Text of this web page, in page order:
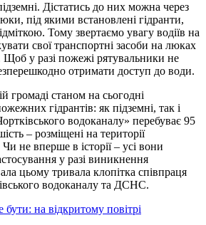
Дістатись до них можна через
під якими встановлені гідранти,
Тому звертаємо увагу водіїв на
свої транспортні засоби на люках
Щоб у разі пожежі рятувальники не
отримати доступ до води.
громаді станом на сьогодні
гідрантів: як підземні, так і
водоканалу» перебуває 95
– розміщені на території
не вперше в історії – усі вони
у разі виникнення
цьому тривала клопітка співпраця
водоканалу та ДСНС.